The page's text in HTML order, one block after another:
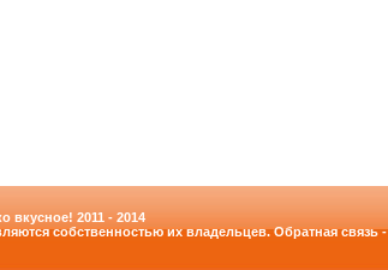
вкусное! 2011 - 2014
собственностью их владельцев. Обратная связь -